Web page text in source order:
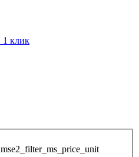
mse2_filter_ms_price_unit